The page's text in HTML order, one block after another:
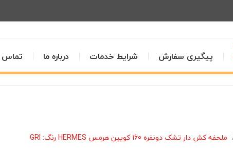
پیگیری سفارش شرایط خدمات درباره ما تماس
ملحفه کش دار تشک دونفره 160 کویین هرمس HERMES رنگ: GRI